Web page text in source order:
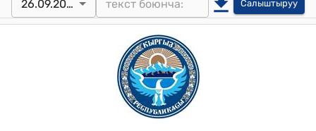
26.09.2012 Салыштыруу